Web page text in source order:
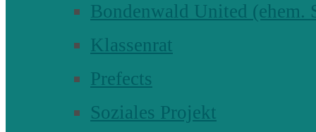
Bondenwald United (ehem.
Klassenrat
Prefects
Soziales Projekt